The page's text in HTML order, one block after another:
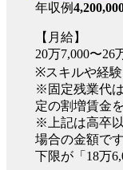
年収例
【月給】
20万7,000〜26
※スキルや経
※固定残業代
定の割増賃金を
※上記は高卒
場合の金額で
下限が「18万